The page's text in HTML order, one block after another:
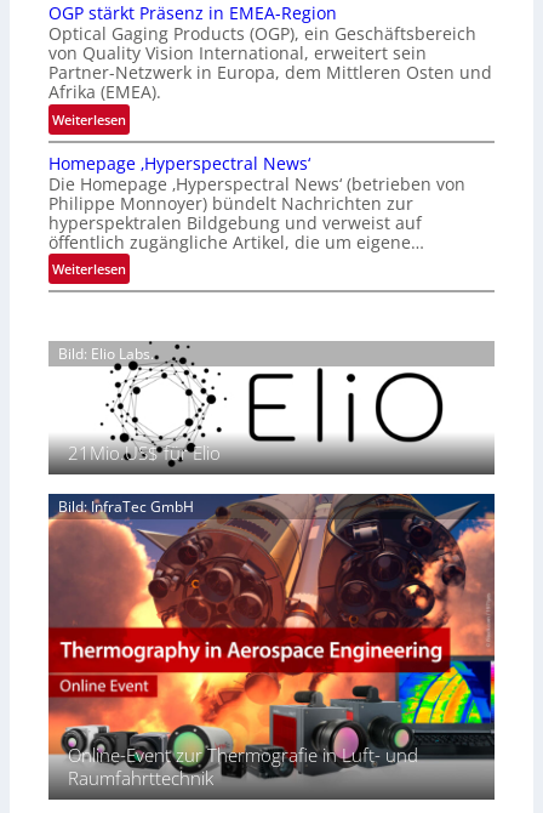
t
i
o
n
l
V
i
s
i
o
n
g
h
t
2
0
2
l
a
n
d
o
b
e
t
e
i
i
g
s
i
c
h
a
n
S
e
r
e
t
s
S
e
i
e
s
-
OGP stärkt Präsenz in EMEA-Region
Optical Gaging Products (OGP), ein Geschäftsbereich
von Quality Vision International, erweitert sein
Partner-Netzwerk in Europa, dem Mittleren Osten und
Afrika (EMEA).
Weiterlesen:
O
G
P
s
t
ä
r
P
r
ä
s
e
n
i
n
E
E
A
-
R
e
o
n
Homepage ‚Hyperspectral News‘
Die Homepage ‚Hyperspectral News‘ (betrieben von
Philippe Monnoyer) bündelt Nachrichten zur
hyperspektralen Bildgebung und verweist auf
öffentlich zugängliche Artikel, die um eigene…
Weiterlesen:
H
m
e
p
a
g
e
‚
H
y
p
s
p
e
c
r
a
l
N
Bild: Elio Labs.
21Mio.US$ für Elio
Bild: InfraTec GmbH
Online-Event zur Thermografie in Luft- und
Raumfahrttechnik